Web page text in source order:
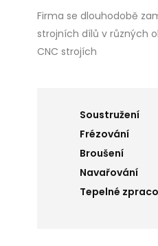
Firma se dlouhodobě
strojních dílů v různých
CNC strojích
Soustružení
Frézování
Broušení
Navařování
Tepelné